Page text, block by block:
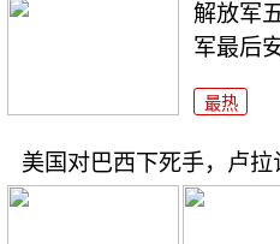
解放军
军最后
最热
美国对巴西下死手，卢